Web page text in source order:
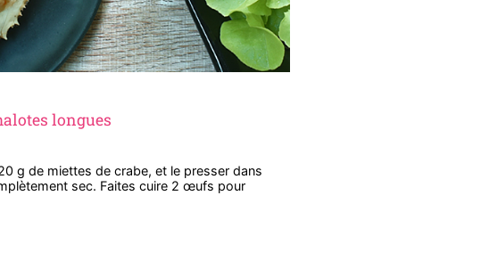
longues
g de miettes de crabe, et le presser dans
sec. Faites cuire 2 œufs pour